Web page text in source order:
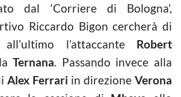
dal ‘Corriere di Bologna’,
Riccardo Bigon cercherà di
l’attaccante Robert
Ternana. Passando invece alla
Alex Ferrari in direzione Verona